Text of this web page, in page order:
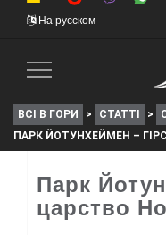
На русском
Toggle
ВСІ В ГОРИ > СТАТТІ >
ПАРК ЙОТУНХЕЙМЕН –
Парк
царство